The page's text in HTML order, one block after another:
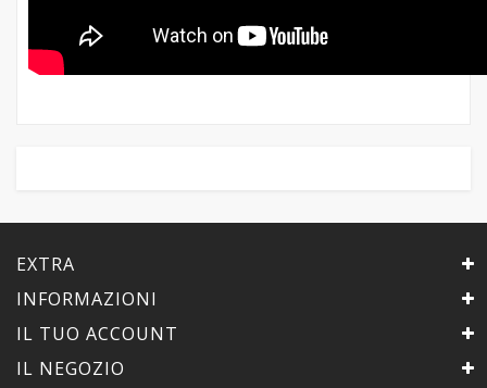
EXTRA
INFORMAZIONI
IL TUO ACCOUNT
IL NEGOZIO